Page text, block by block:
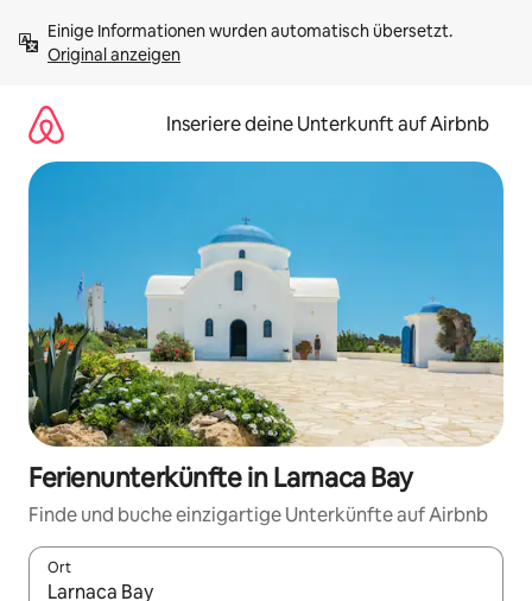
Inhalten
springenOriginal anzeigen
Inseriere deine Unterkunft auf Airbnb
Ferienunterkünfte in Larnaca Bay
Finde und buche einzigartige Unterkünfte auf Airbnb
Ort
Wenn Ergebnisse verfügbar sind, navigiere mit den